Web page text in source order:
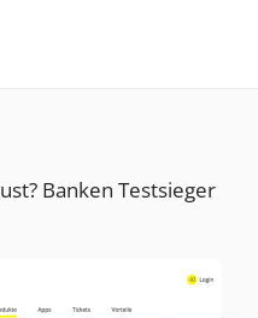
Banken Testsieger